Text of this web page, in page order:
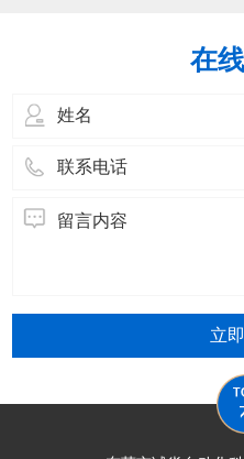
目标设定核心能
动、调试、参数
在
立